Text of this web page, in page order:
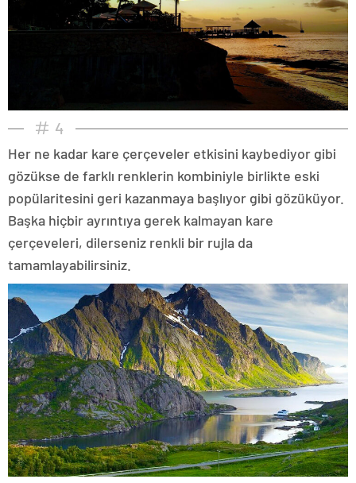
4
Her ne kadar kare çerçeveler etkisini kaybediyor gibi
gözükse de farklı renklerin kombiniyle birlikte eski
popülaritesini geri kazanmaya başlıyor gibi gözüküyor.
Başka hiçbir ayrıntıya gerek kalmayan kare
çerçeveleri, dilerseniz renkli bir rujla da
tamamlayabilirsiniz.